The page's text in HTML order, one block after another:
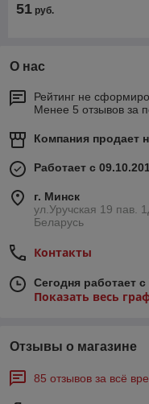
51 руб.
О нас
Рейтинг не
Менее 5 отзывов за
Компания продает
Работает с
г. Минск
ул.Уручская 19 пав.
Беларусь
Контакты
Сегодня работает
Показать весь
Отзывы о магазине
85 отзывов за всё